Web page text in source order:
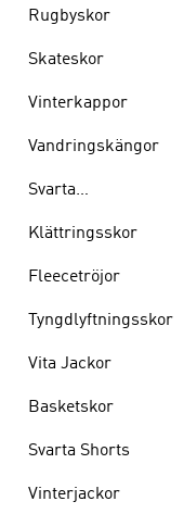
Rugbyskor
Skateskor
Vinterkappor
Vandringskängor
Svarta
Klättringsskor
Fleecetröjor
Tyngdlyftningsskor
Vita Jackor
Basketskor
Svarta Shorts
Vinterjackor